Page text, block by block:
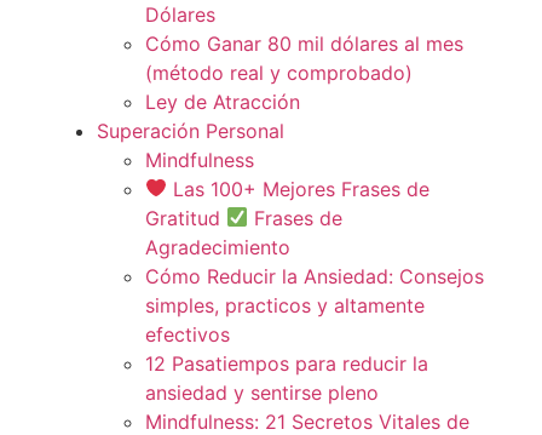
Dólares
Cómo Ganar 80 mil dólares al mes
(método real y comprobado)
Ley de Atracción
Superación Personal
Mindfulness
Las 100+ Mejores Frases de
Gratitud
Frases de
Agradecimiento
Cómo Reducir la Ansiedad: Consejos
simples, practicos y altamente
efectivos
12 Pasatiempos para reducir la
ansiedad y sentirse pleno
Mindfulness: 21 Secretos Vitales de